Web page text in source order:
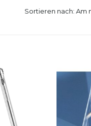
Sortieren nach: